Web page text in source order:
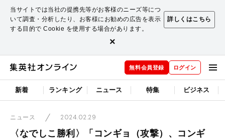
当サイトでは当社の提携先等がお客様のニーズ等につ
いて調査・分析したり、お客様にお勧めの広告を表示
する目的で Cookie を使用する場合があります。
詳しくはこちら
×
無料会員登録 ログイン
新着 ランキング ニュース 特集 ビジネス
ニュース 2024.02.29
〈なでしこ勝利〉「コンギョ（攻撃）、コンギ